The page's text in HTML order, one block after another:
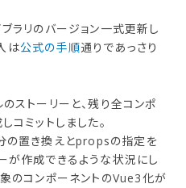
ラリのバージョン一式更新し
は公式の手順通りであっさり
ストーリーと、残り全コンポ
コミットしました。
の置き換えとpropsの指定を
が作成できるような状況にし
のコンポーネントのVue3化が